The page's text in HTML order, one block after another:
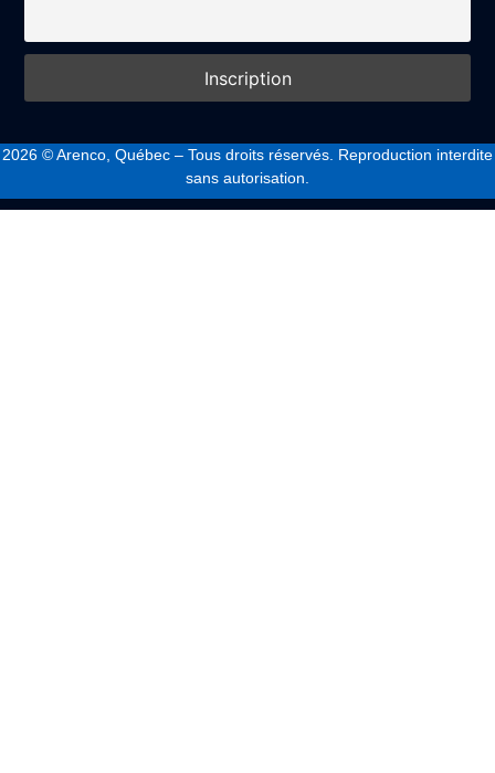
2026 © Arenco, Québec – Tous droits réservés. Reproduction interdite
sans autorisation.